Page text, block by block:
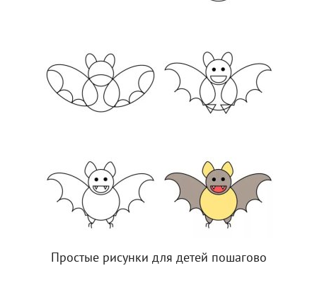
Простые рисунки для детей пошагово